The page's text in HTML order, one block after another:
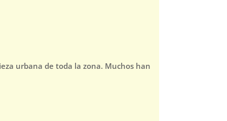
urbana de toda la zona. Muchos han